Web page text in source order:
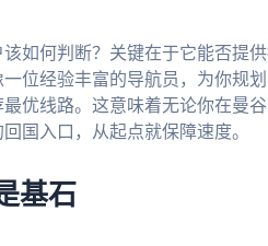
如何判断？关键在于它能否提
位经验丰富的导航员，为你规
优线路。这意味着无论你在曼
国入口，从起点就保障速度。
基石